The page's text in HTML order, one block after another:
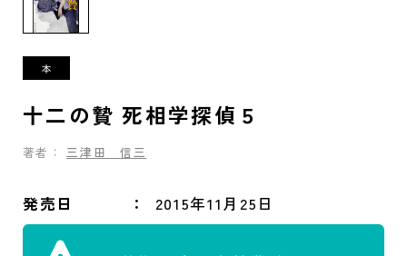
十二の贄 死相学探偵５
著者： 三津田 信三
発売日 2015年11月25日